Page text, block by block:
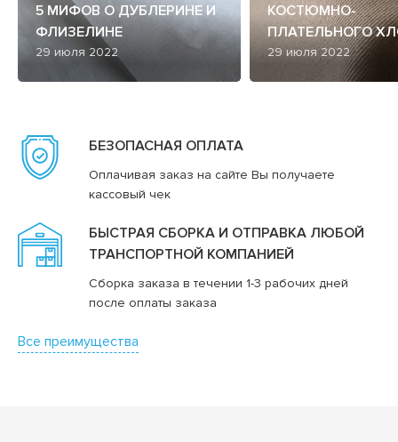
5 МИФОВ О ДУБЛЕРИНЕ И
ФЛИЗЕЛИНЕ
29 июля 2022
КОСТЮМНО-
ПЛАТЕЛЬНОГО
29 июля 2022
БЕЗОПАСНАЯ ОПЛАТА
Оплачивая заказ на сайте Вы получаете
кассовый чек
БЫСТРАЯ СБОРКА И ОТПРАВКА ЛЮБОЙ
ТРАНСПОРТНОЙ КОМПАНИЕЙ
Сборка заказа в течении 1-3 рабочих дней
после оплаты заказа
Все преимущества